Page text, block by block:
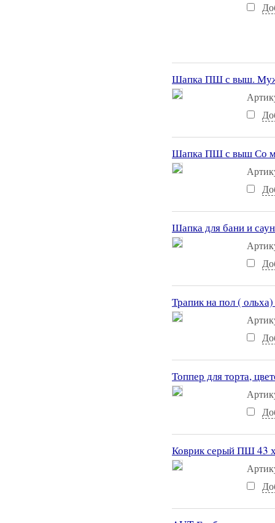
Шапка ПШ с выш.
Шапка ПШ с выш Со
Шапка для бани и
Трапик на пол (
Топпер для торта,
Коврик серый ПШ 43